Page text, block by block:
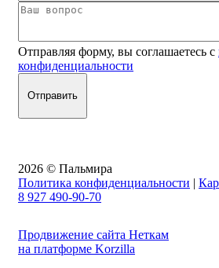
Отправляя форму, вы соглашаетесь с
конфиденциальности
2026 © Пальмира
Политика конфиденциальности |
8 927 490-90-70
Продвижение сайта Неткам
на платформе Korzilla